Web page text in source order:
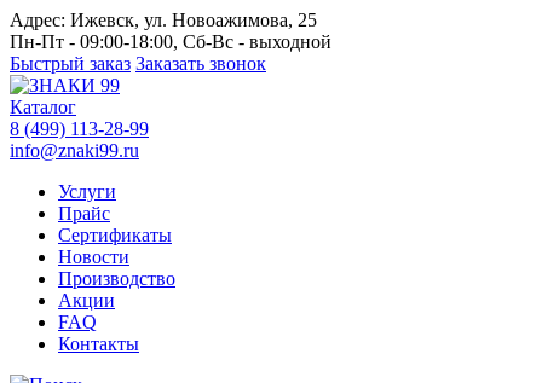
Адрес: Ижевск, ул. Новоажимова, 25
Пн-Пт - 09:00-18:00, Сб-Вс - выходной
Быстрый заказ Заказать звонок
Каталог
8 (499) 113-28-99
info@znaki99.ru
Услуги
Прайс
Сертификаты
Новости
Производство
Акции
FAQ
Контакты